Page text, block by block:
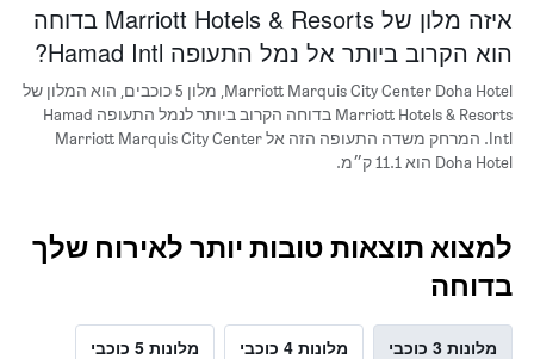
איזה מלון של Marriott Hotels & Resorts בדוחה
הוא הקרוב ביותר אל נמל התעופה Hamad Intl?
Marriott Marquis City Center Doha Hotel, מלון 5 כוכבים, הוא המלון של
Marriott Hotels & Resorts בדוחה הקרוב ביותר לנמל התעופה Hamad
Intl. המרחק משדה התעופה הזה אל Marriott Marquis City Center
Doha Hotel הוא 11.1 ק״מ.
למצוא תוצאות טובות יותר לאירוח שלך
בדוחה
מלונות 3 כוכבי מלונות 4 כוכבי מלונות 5 כוכבי